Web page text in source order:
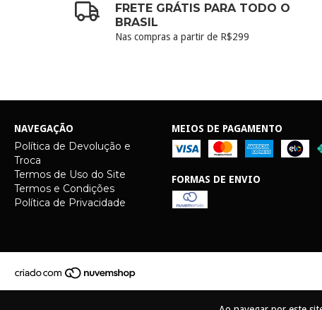
FRETE GRÁTIS PARA TODO O
BRASIL
Nas compras a partir de R$299
NAVEGAÇÃO
Política de Devolução e
Troca
Termos de Uso do Site
Termos e Condições
Política de Privacidade
MEIOS DE PAGAMENTO
FORMAS DE ENVIO